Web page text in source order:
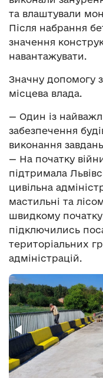
та влаштували
Після набрання
значення
навантажувати.
Значну допомогу
місцева влада.
— Один із
забезпечення
виконання
— На початку
підтримала
цивільна
мастильні та
швидкому початку
підключились
територіальних
адміністрацій.